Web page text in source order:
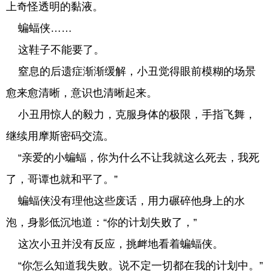
上奇怪透明的黏液。
蝙蝠侠……
这鞋子不能要了。
窒息的后遗症渐渐缓解，小丑觉得眼前模糊的场景
愈来愈清晰，意识也清晰起来。
小丑用惊人的毅力，克服身体的极限，手指飞舞，
继续用摩斯密码交流。
“亲爱的小蝙蝠，你为什么不让我就这么死去，我死
了，哥谭也就和平了。”
蝙蝠侠没有理他这些废话，用力碾碎他身上的水
泡，身影低沉地道：“你的计划失败了，”
这次小丑并没有反应，挑衅地看着蝙蝠侠。
“你怎么知道我失败。说不定一切都在我的计划中。”